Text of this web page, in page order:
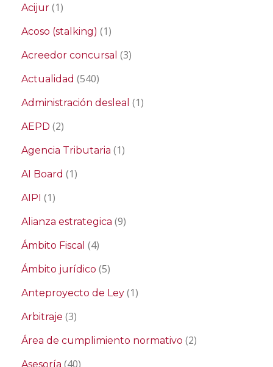
Acijur (1)
Acoso (stalking) (1)
Acreedor concursal (3)
Actualidad (540)
Administración desleal (1)
AEPD (2)
Agencia Tributaria (1)
AI Board (1)
AIPI (1)
Alianza estrategica (9)
Ámbito Fiscal (4)
Ámbito jurídico (5)
Anteproyecto de Ley (1)
Arbitraje (3)
Área de cumplimiento normativo (2)
Asesoría (40)